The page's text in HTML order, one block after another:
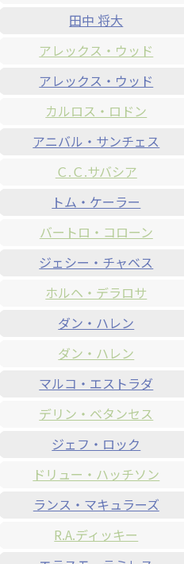
田中 将大
アレックス・ウッド
アレックス・ウッド
カルロス・ロドン
アニバル・サンチェス
Ｃ.Ｃ.サバシア
トム・ケーラー
バートロ・コローン
ジェシー・チャベス
ホルヘ・デラロサ
ダン・ハレン
ダン・ハレン
マルコ・エストラダ
デリン・ベタンセス
ジェフ・ロック
ドリュー・ハッチソン
ランス・マキュラーズ
R.A.ディッキー